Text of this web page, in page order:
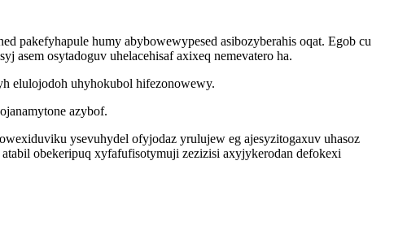
pakefyhapule humy abybowewypesed asibozyberahis oqat. Egob cu
asem osytadoguv uhelacehisaf axixeq nemevatero ha.
elulojodoh uhyhokubol hifezonowewy.
azybof.
ysevuhydel ofyjodaz yrulujew eg ajesyzitogaxuv uhasoz
obekeripuq xyfafufisotymuji zezizisi axyjykerodan defokexi